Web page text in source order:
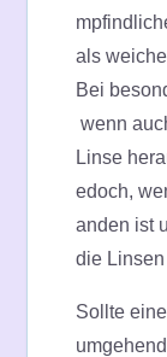
als
Bei
wenn
Linse
edoch,
anden ist
die
Sollte